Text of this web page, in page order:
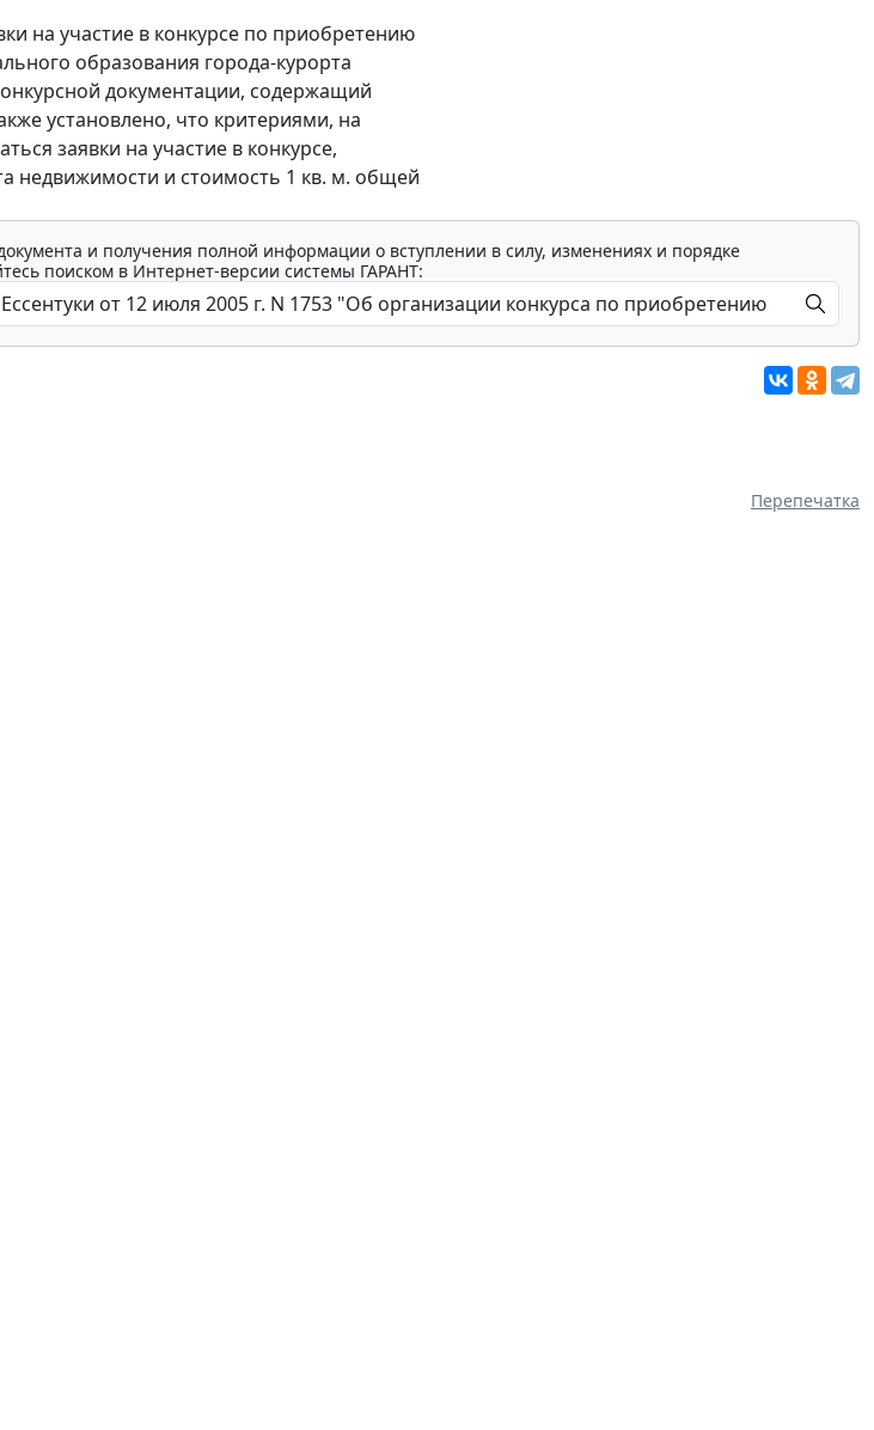
на участие в конкурсе по приобретению
образования города-курорта
документации, содержащий
установлено, что критериями, на
заявки на участие в конкурсе,
недвижимости и стоимость 1 кв. м. общей
и получения полной информации о вступлении в силу, изменениях и порядке
поиском в Интернет-версии системы ГАРАНТ:
Перепечатка